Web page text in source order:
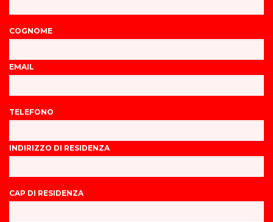
COGNOME
EMAIL
TELEFONO
INDIRIZZO DI RESIDENZA
CAP DI RESIDENZA